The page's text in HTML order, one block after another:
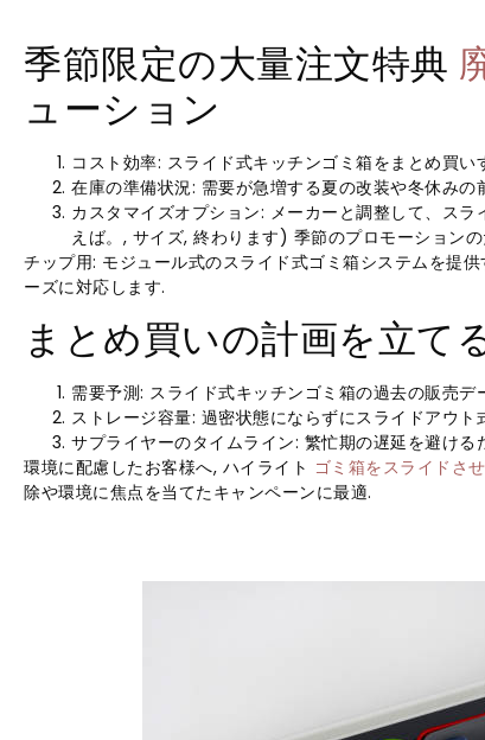
季節限定の大量注文特典
ューション
コスト効率: スライド式キッチンゴミ箱をまとめ買
在庫の準備状況: 需要が急増する夏の改装や冬休みの
カスタマイズオプション: メーカーと調整して、ス
えば。, サイズ, 終わります) 季節のプロモーションの
チップ用: モジュール式のスライド式ゴミ箱システムを提
ーズに対応します.
まとめ買いの計画を立て
需要予測: スライド式キッチンゴミ箱の過去の販売
ストレージ容量: 過密状態にならずにスライドアウ
サプライヤーのタイムライン: 繁忙期の遅延を避け
環境に配慮したお客様へ, ハイライト ゴミ箱をスライドさ
除や環境に焦点を当てたキャンペーンに最適.